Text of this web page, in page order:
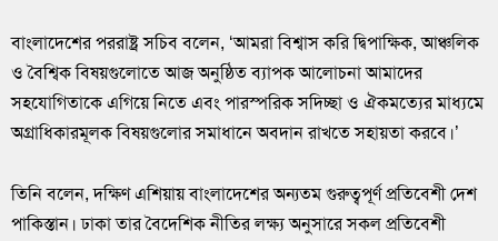
বাংলাদেশের পররাষ্ট্র সচিব বলেন, ‘আমরা বিশ্বাস করি দ্বিপাক্ষিক, আঞ্চলিক
ও বৈশ্বিক বিষয়গুলোতে আজ অনুষ্ঠিত ব্যাপক আলোচনা আমাদের
সহযোগিতাকে এগিয়ে নিতে এবং পারস্পরিক সদিচ্ছা ও ঐকমত্যের মাধ্যমে
অগ্রাধিকারমূলক বিষয়গুলোর সমাধানে অবদান রাখতে সহায়তা করবে।’
তিনি বলেন, দক্ষিণ এশিয়ায় বাংলাদেশের অন্যতম গুরুত্বপূর্ণ প্রতিবেশী দেশ
পাকিস্তান। ঢাকা তার বৈদেশিক নীতির লক্ষ্য অনুসারে সকল প্রতিবেশী